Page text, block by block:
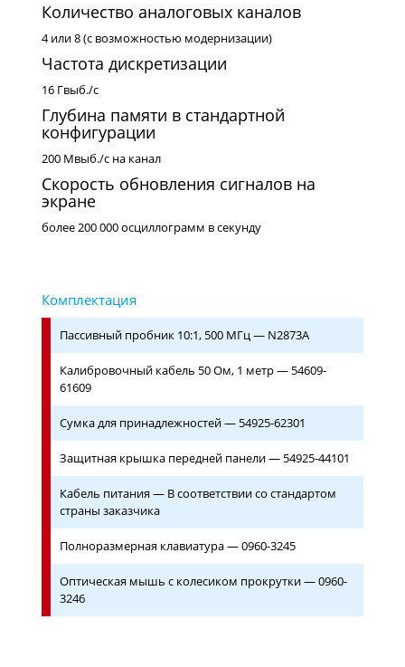
Количество аналоговых каналов
4 или 8 (с возможностью модернизации)
Частота дискретизации
16 Гвыб./с
Глубина памяти в стандартной
конфигурации
200 Мвыб./с на канал
Скорость обновления сигналов на
экране
более 200 000 осциллограмм в секунду
Пассивный пробник 10:1, 500 МГц — N2873A
Калибровочный кабель 50 Ом, 1 метр — 54609-
61609
Сумка для принадлежностей — 54925-62301
Защитная крышка передней панели — 54925-44101
Кабель питания — В соответствии со стандартом
страны заказчика
Полноразмерная клавиатура — 0960-3245
Оптическая мышь с колесиком прокрутки — 0960-
3246